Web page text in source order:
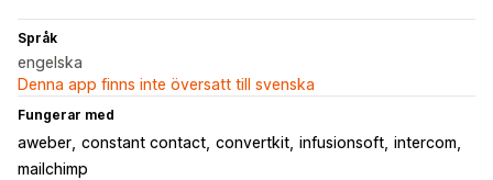
Språk
engelska
Denna app finns inte översatt till svenska
Fungerar med
aweber constant contact convertkit infusionsoft intercom
mailchimp